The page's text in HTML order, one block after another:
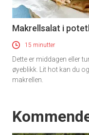
Makrellsalat i
15 minutter
Dette er middagen eller
øyeblikk. Lit hot kan du
makrellen.
Events